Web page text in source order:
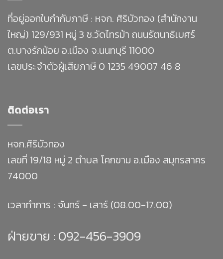
ที่อยู่ออกใบกำกับภาษี : หจก. ศิริบัวทอง (สำนักงาน
ใหญ่) 129/931 หมู่ 3 ซ.วัดไทรม้า ถนนรัตนาธิเบศร์
ต.บางรักน้อย อ.เมือง จ.นนทบุรี 11000
เลขประจำตัวผู้เสียภาษี 0 1235 49007 46 8
ติดต่อเรา
หจก.ศิริบัวทอง
เลขที่ 19/18 หมู่ 2 ตำบล โคกขาม อ.เมือง สมุทรสาคร
74000
เวลาทำการ : จันทร์ - เสาร์ (08.00-17.00)
ฝ่ายขาย : 092-456-3909